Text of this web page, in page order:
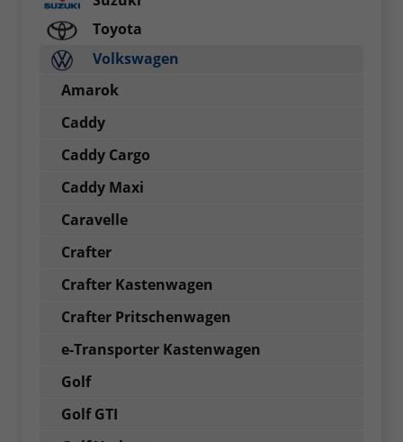
Toyota
Volkswagen
Amarok
Caddy
Caddy Cargo
Caddy Maxi
Caravelle
Crafter
Crafter Kastenwagen
Crafter Pritschenwagen
e-Transporter Kastenwagen
Golf
Golf GTI